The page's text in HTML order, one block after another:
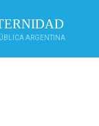
ARGENTINA